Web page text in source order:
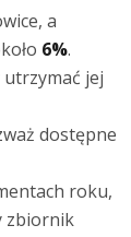
a
6%.
jej
dostępne
roku,
zbiornik